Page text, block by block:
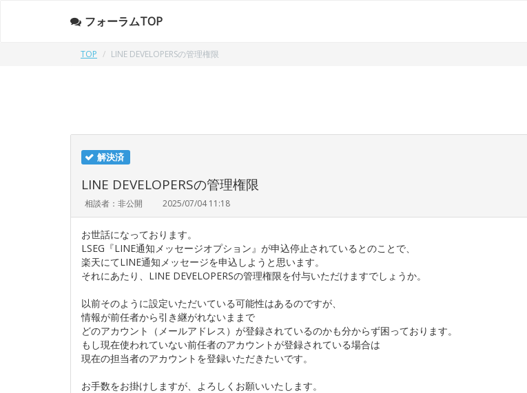
フォーラムTOP
TOP LINE DEVELOPERSの管理権限
解決済
LINE DEVELOPERSの管理権限
相談者：非公開 2025/07/04 11:18
お世話になっております。
LSEG『LINE通知メッセージオプション』が申込停止されているとのことで、
楽天にてLINE通知メッセージを申込しようと思います。
それにあたり、LINE DEVELOPERSの管理権限を付与いただけますでしょうか。
以前そのように設定いただいている可能性はあるのですが、
情報が前任者から引き継がれないままで
どのアカウント（メールアドレス）が登録されているのかも分からず困っております。
もし現在使われていない前任者のアカウントが登録されている場合は
現在の担当者のアカウントを登録いただきたいです。
お手数をお掛けしますが、よろしくお願いいたします。